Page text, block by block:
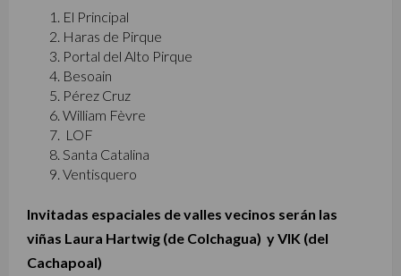
El Principal
Haras de Pirque
Portal del Alto Pirque
Besoain
Pérez Cruz
William Fèvre
LOF
Santa Catalina
Ventisquero
Invitadas espaciales de valles vecinos serán las
viñas Laura Hartwig (de Colchagua) y VIK (del
Cachapoal)